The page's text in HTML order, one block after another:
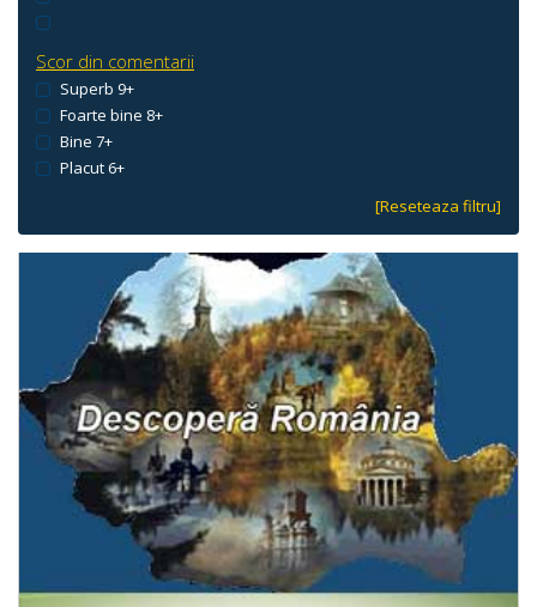
Scor din comentarii
Superb 9+
Foarte bine 8+
Bine 7+
Placut 6+
[Reseteaza filtru]